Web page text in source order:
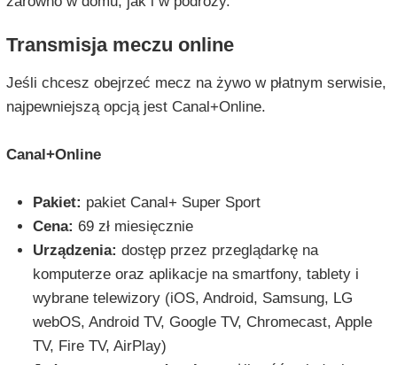
Transmisja meczu online
Jeśli chcesz obejrzeć mecz na żywo w płatnym serwisie,
najpewniejszą opcją jest Canal+Online.
Canal+Online
Pakiet: pakiet Canal+ Super Sport
Cena: 69 zł miesięcznie
Urządzenia: dostęp przez przeglądarkę na
komputerze oraz aplikacje na smartfony, tablety i
wybrane telewizory (iOS, Android, Samsung, LG
webOS, Android TV, Google TV, Chromecast, Apple
TV, Fire TV, AirPlay)